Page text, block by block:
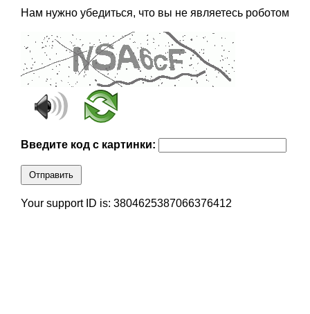
Нам нужно убедиться, что вы не являетесь роботом
Введите код с картинки:
Отправить
Your support ID is: 3804625387066376412